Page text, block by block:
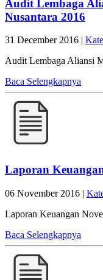
Audit Lembaga
Nusantara 2016
31 December 2016 |
Audit Lembaga Aliansi
Baca Selengkapnya
Laporan
06 November 2016 |
Laporan Keuangan
Baca Selengkapnya